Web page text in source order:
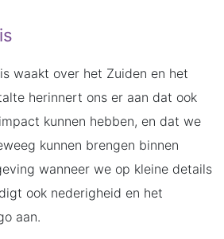
waakt over het Zuiden en het
herinnert ons er aan dat ook
kunnen hebben, en dat we
kunnen brengen binnen
wanneer we op kleine details
ook nederigheid en het
aan.